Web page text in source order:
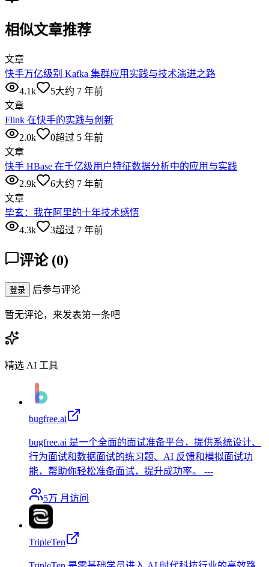
相似文章推荐
文章
快手万亿级别 Kafka 集群应用实践与技术演进之路
4.1k
5大约 7 年前
文章
Flink 在快手的实践与创新
2.0k
0超过 5 年前
文章
快手 HBase 在千亿级用户特征数据分析中的应用与实践
2.9k
6大约 7 年前
文章
毕玄：我在阿里的十年技术感悟
4.3k
3超过 7 年前
评论 (0)
登录 后参与评论
暂无评论，来发表第一条吧
精选 AI 工具
bugfree.ai
bugfree.ai 是一个全面的面试准备平台，提供系统设计、
行为面试和数据面试的练习题、AI 反馈和模拟面试功
能，帮助你轻松准备面试，提升成功率。 ---
5万 月访问
TripleTen